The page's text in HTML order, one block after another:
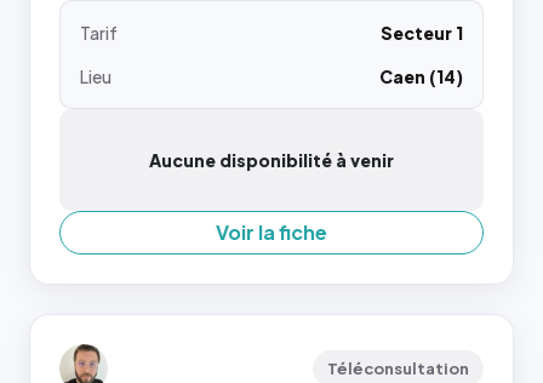
Tarif
Secteur 1
Lieu
Caen (14)
Aucune disponibilité à venir
Voir la fiche
Téléconsultation